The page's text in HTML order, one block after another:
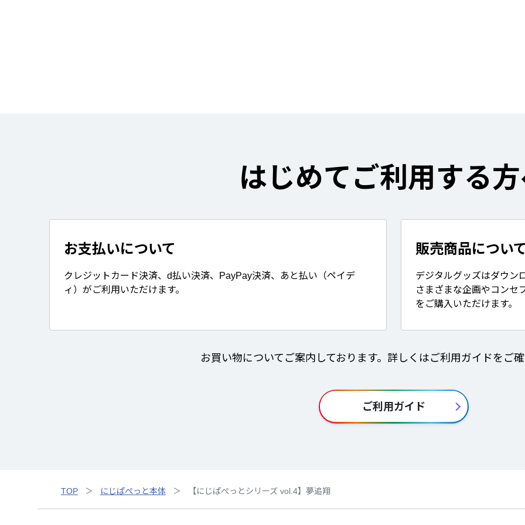
はじめてご利用する
お支払いについて
クレジットカード決済、d払い決済、PayPay決済、あと払い（ペイデ
ィ）がご利用いただけます。
販売商品につい
デジタルグッズはダウン
さまざまな企画やコンセ
をご購入いただけます。
お買い物についてご案内しております。詳しくはご利用ガイドをご
ご利用ガイド
TOP にじぱぺっと本体 【にじぱぺっとシリーズ vol.4】夢追翔